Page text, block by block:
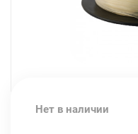
Нет в наличии